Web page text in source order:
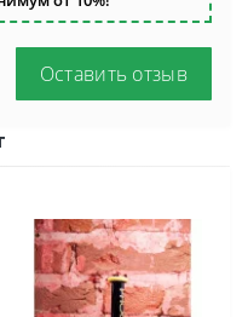
Оставить отзыв